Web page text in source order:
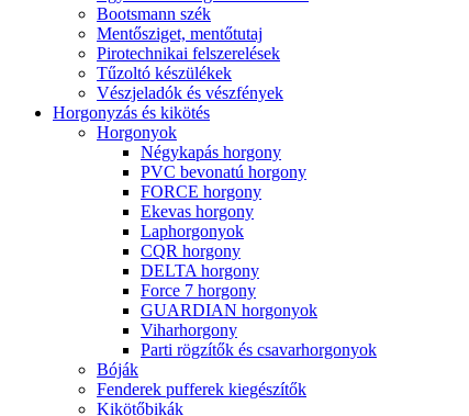
Bootsmann szék
Mentősziget, mentőtutaj
Pirotechnikai felszerelések
Tűzoltó készülékek
Vészjeladók és vészfények
Horgonyzás és kikötés
Horgonyok
Négykapás horgony
PVC bevonatú horgony
FORCE horgony
Ekevas horgony
Laphorgonyok
CQR horgony
DELTA horgony
Force 7 horgony
GUARDIAN horgonyok
Viharhorgony
Parti rögzítők és csavarhorgonyok
Bóják
Fenderek pufferek kiegészítők
Kikötőbikák